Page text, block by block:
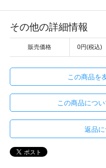
その他の詳細情報
販売価格 0円(税込)
この商品を
この商品につ
返品